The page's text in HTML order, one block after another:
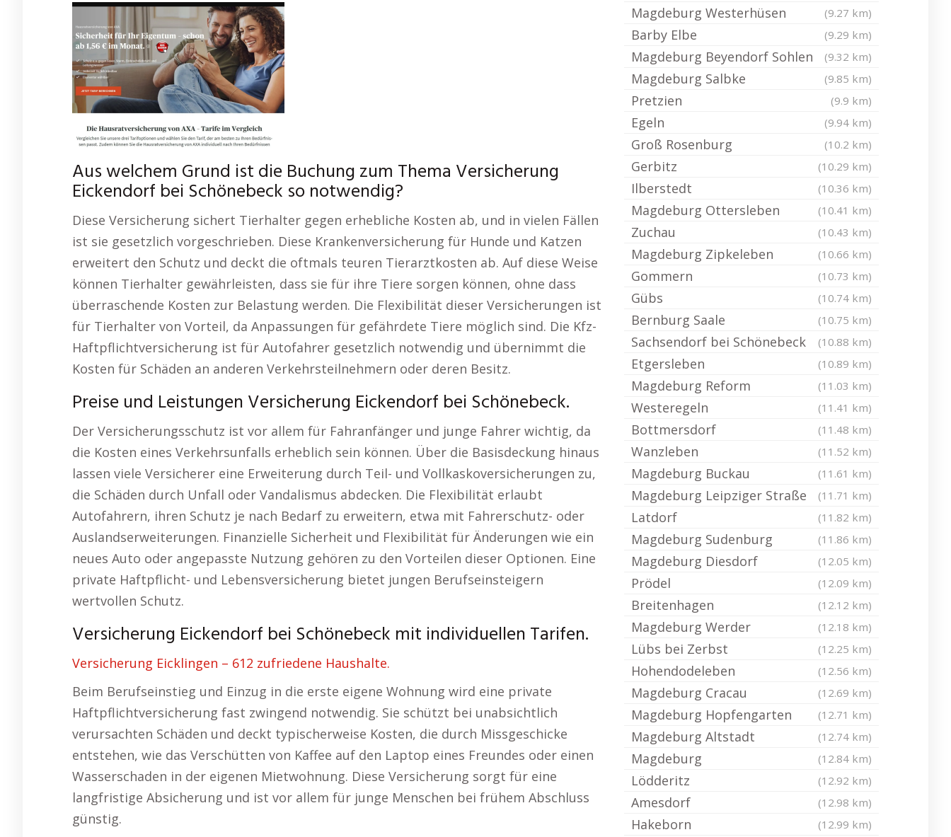
Aus welchem Grund ist die Buchung zum Thema Versicherung
Eickendorf bei Schönebeck so notwendig?
Diese Versicherung sichert Tierhalter gegen erhebliche Kosten ab, und in vielen Fällen
ist sie gesetzlich vorgeschrieben. Diese Krankenversicherung für Hunde und Katzen
erweitert den Schutz und deckt die oftmals teuren Tierarztkosten ab. Auf diese Weise
können Tierhalter gewährleisten, dass sie für ihre Tiere sorgen können, ohne dass
überraschende Kosten zur Belastung werden. Die Flexibilität dieser Versicherungen ist
für Tierhalter von Vorteil, da Anpassungen für gefährdete Tiere möglich sind. Die Kfz-
Haftpflichtversicherung ist für Autofahrer gesetzlich notwendig und übernimmt die
Kosten für Schäden an anderen Verkehrsteilnehmern oder deren Besitz.
Preise und Leistungen Versicherung Eickendorf bei Schönebeck.
Der Versicherungsschutz ist vor allem für Fahranfänger und junge Fahrer wichtig, da
die Kosten eines Verkehrsunfalls erheblich sein können. Über die Basisdeckung hinaus
lassen viele Versicherer eine Erweiterung durch Teil- und Vollkaskoversicherungen zu,
die Schäden durch Unfall oder Vandalismus abdecken. Die Flexibilität erlaubt
Autofahrern, ihren Schutz je nach Bedarf zu erweitern, etwa mit Fahrerschutz- oder
Auslandserweiterungen. Finanzielle Sicherheit und Flexibilität für Änderungen wie ein
neues Auto oder angepasste Nutzung gehören zu den Vorteilen dieser Optionen. Eine
private Haftpflicht- und Lebensversicherung bietet jungen Berufseinsteigern
wertvollen Schutz.
Versicherung Eickendorf bei Schönebeck mit individuellen Tarifen.
Versicherung Eicklingen – 612 zufriedene Haushalte.
Beim Berufseinstieg und Einzug in die erste eigene Wohnung wird eine private
Haftpflichtversicherung fast zwingend notwendig. Sie schützt bei unabsichtlich
verursachten Schäden und deckt typischerweise Kosten, die durch Missgeschicke
entstehen, wie das Verschütten von Kaffee auf den Laptop eines Freundes oder einen
Wasserschaden in der eigenen Mietwohnung. Diese Versicherung sorgt für eine
langfristige Absicherung und ist vor allem für junge Menschen bei frühem Abschluss
günstig.
Magdeburg Westerhüsen (9.27 km)
Barby Elbe (9.29 km)
Magdeburg Beyendorf Sohlen (9.32 km)
Magdeburg Salbke (9.85 km)
Pretzien (9.9 km)
Egeln (9.94 km)
Groß Rosenburg (10.2 km)
Gerbitz (10.29 km)
Ilberstedt (10.36 km)
Magdeburg Ottersleben (10.41 km)
Zuchau (10.43 km)
Magdeburg Zipkeleben (10.66 km)
Gommern (10.73 km)
Gübs (10.74 km)
Bernburg Saale (10.75 km)
Sachsendorf bei Schönebeck (10.88 km)
Etgersleben (10.89 km)
Magdeburg Reform (11.03 km)
Westeregeln (11.41 km)
Bottmersdorf (11.48 km)
Wanzleben (11.52 km)
Magdeburg Buckau (11.61 km)
Magdeburg Leipziger Straße (11.71 km)
Latdorf (11.82 km)
Magdeburg Sudenburg (11.86 km)
Magdeburg Diesdorf (12.05 km)
Prödel (12.09 km)
Breitenhagen (12.12 km)
Magdeburg Werder (12.18 km)
Lübs bei Zerbst (12.25 km)
Hohendodeleben (12.56 km)
Magdeburg Cracau (12.69 km)
Magdeburg Hopfengarten (12.71 km)
Magdeburg Altstadt (12.74 km)
Magdeburg (12.84 km)
Lödderitz (12.92 km)
Amesdorf (12.98 km)
Hakeborn (12.99 km)